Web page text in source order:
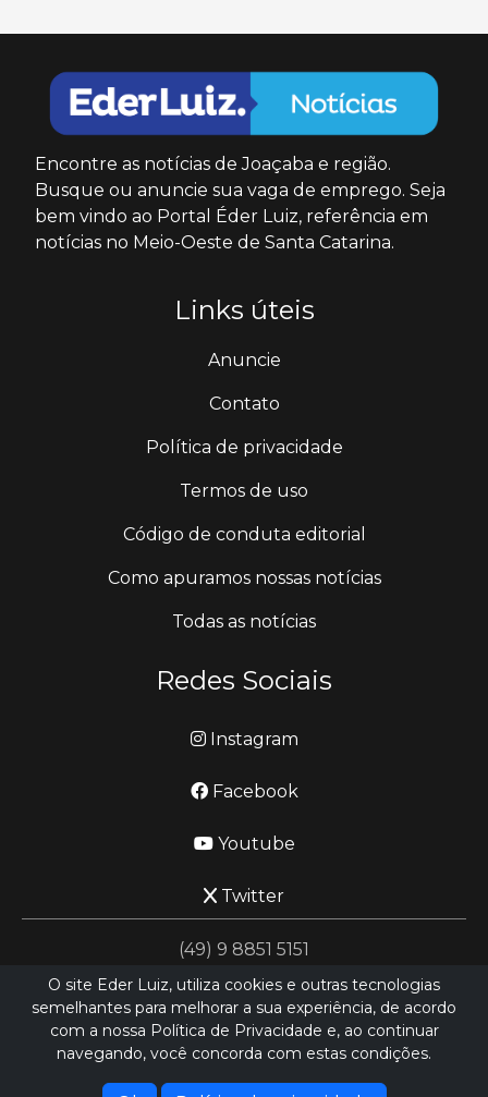
Encontre as notícias de Joaçaba e região.
Busque ou anuncie sua vaga de emprego. Seja
bem vindo ao Portal Éder Luiz, referência em
notícias no Meio-Oeste de Santa Catarina.
Links úteis
Anuncie
Contato
Política de privacidade
Termos de uso
Código de conduta editorial
Como apuramos nossas notícias
Todas as notícias
Redes Sociais
Instagram
Facebook
Youtube
Twitter
(49) 9 8851 5151
jornalismo@ederluiz.com.vc
O site Eder Luiz, utiliza cookies e outras tecnologias
semelhantes para melhorar a sua experiência, de acordo
com a nossa Política de Privacidade e, ao continuar
navegando, você concorda com estas condições.